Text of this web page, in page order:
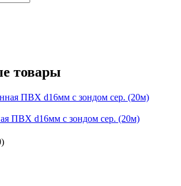
товары
ПВХ d16мм с зондом сер. (20м)